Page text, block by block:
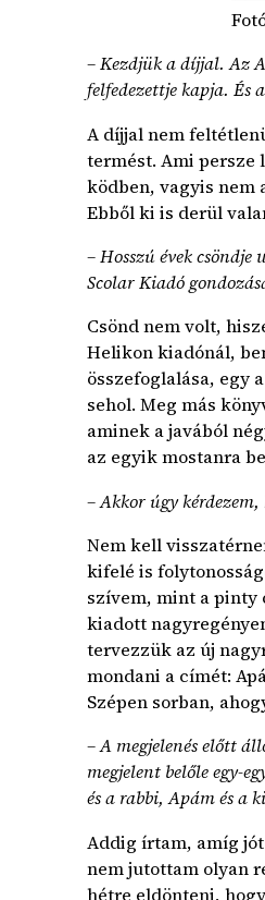
– Kezdjük a díjjal. Az
felfedezettje kapja. És
A díjjal nem
termést. Ami persze
ködben, vagyis nem
Ebből ki is derül
– Hosszú évek
Scolar Kiadó
Csönd nem volt,
Helikon kiadónál,
összefoglalása, egy
sehol. Meg más
aminek a javából
az egyik mostanra
– Akkor úgy
Nem kell
kifelé is
szívem, mint a pinty
kiadott
tervezzük az új
mondani a címét:
Szépen sorban,
– A megjelenés előtt
megjelent belőle egy-
és a rabbi, Apám és a
Addig írtam, amíg
nem jutottam olyan
hétre eldönteni,